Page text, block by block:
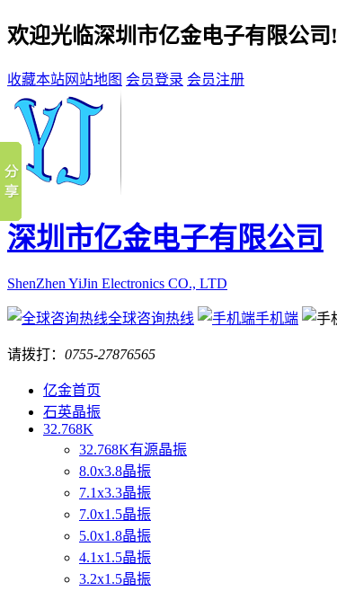
欢迎光临深圳市亿金电子有限公司!
收藏本站网站地图 会员登录 会员注册
深圳市亿金电子有限公司
ShenZhen YiJin Electronics CO., LTD
全球咨询热线 手机端
请拨打： 0755-27876565
亿金首页
石英晶振
32.768K
32.768K有源晶振
8.0x3.8晶振
7.1x3.3晶振
7.0x1.5晶振
5.0x1.8晶振
4.1x1.5晶振
3.2x1.5晶振